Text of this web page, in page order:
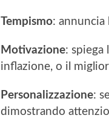
Tempismo: annuncia
Motivazione: spiega
inflazione, o il
Personalizzazione:
dimostrando